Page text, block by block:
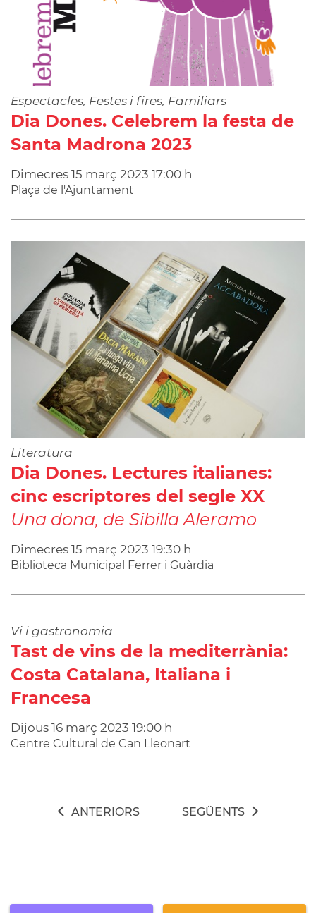
Espectacles, Festes i fires, Familiars
Dia Dones. Celebrem la festa de
Santa Madrona 2023
Dimecres 15 març 2023 17:00 h
Plaça de l'Ajuntament
Literatura
Dia Dones. Lectures italianes:
cinc escriptores del segle XX
Una dona, de Sibilla Aleramo
Dimecres 15 març 2023 19:30 h
Biblioteca Municipal Ferrer i Guàrdia
Vi i gastronomia
Tast de vins de la mediterrània:
Costa Catalana, Italiana i
Francesa
Dijous 16 març 2023 19:00 h
Centre Cultural de Can Lleonart
ANTERIORS SEGÜENTS